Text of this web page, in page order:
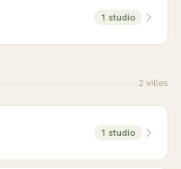
1 studio
2 villes
1 studio